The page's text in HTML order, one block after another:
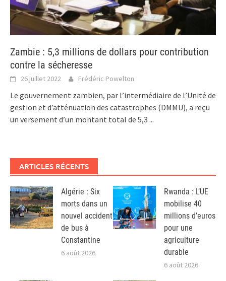
Zambie : 5,3 millions de dollars pour contribution
contre la sécheresse
26 juillet 2022 Frédéric Powelton
Le gouvernement zambien, par l’intermédiaire de l’Unité de
gestion et d’atténuation des catastrophes (DMMU), a reçu
un versement d’un montant total de 5,3 ...
ARTICLES RÉCENTS
Algérie : Six
morts dans un
nouvel accident
de bus à
Constantine
6 août 2026
Rwanda : L’UE
mobilise 40
millions d’euros
pour une
agriculture
durable
6 août 2026